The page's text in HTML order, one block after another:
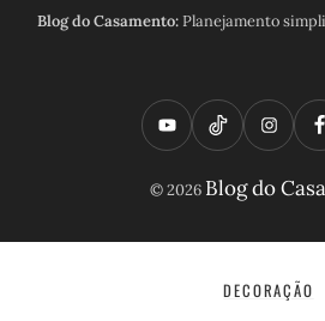
Blog do Casamento:Planejamento
Y
o
t
T
i
t
o
I
n
t
a
© 2026 Blog do
DECORAÇÃO